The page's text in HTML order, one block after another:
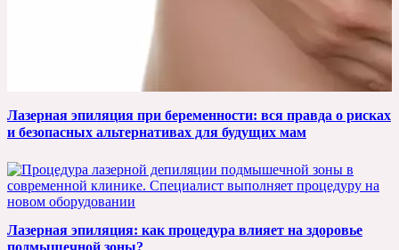
Лазерная эпиляция при беременности: вся правда о рисках
и безопасных альтернативах для будущих мам
Лазерная эпиляция: как процедура влияет на здоровье